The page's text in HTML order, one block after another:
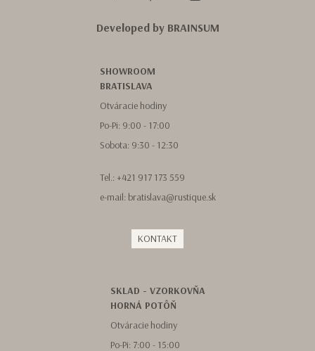
Developed by BRAINSUM
SHOWROOM
BRATISLAVA
Otváracie hodiny
Po-Pi: 9:00 - 17:00
Sobota: 9:30 - 12:30
Tel.: +421 917 173 559
e-mail: bratislava@rustique.sk
KONTAKT
SKLAD - VZORKOVŇA
HORNÁ POTÔŇ
Otváracie hodiny
Po-Pi: 7:00 - 15:00